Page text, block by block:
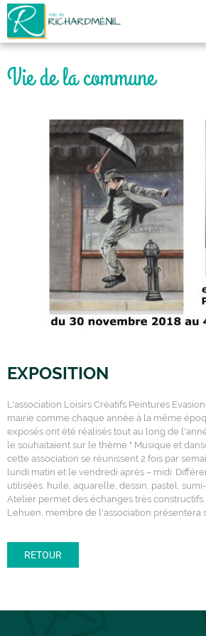
Vie de la commune
EXPOSITION
L'association Loisirs Créatifs Peintures
mairie comme chaque année à la même
exposés ont été réalisés tout au long de
le souhaitaient sur le thème " Musique et
cette association se réunissent 2 fois par
lundi matin et le vendredi après – midi.
utilisées, huile, aquarelle, dessin, pastel,
Atelier permet des échanges très
Lehuen, membre de l'association présentera
RETOUR